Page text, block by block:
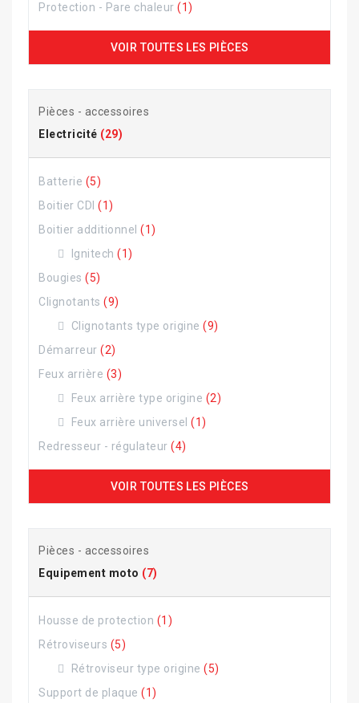
Protection - Pare chaleur (1)
VOIR TOUTES LES PIÈCES
Pièces - accessoires
Electricité (29)
Batterie (5)
Boitier CDI (1)
Boitier additionnel (1)
Ignitech (1)
Bougies (5)
Clignotants (9)
Clignotants type origine (9)
Démarreur (2)
Feux arrière (3)
Feux arrière type origine (2)
Feux arrière universel (1)
Redresseur - régulateur (4)
VOIR TOUTES LES PIÈCES
Pièces - accessoires
Equipement moto (7)
Housse de protection (1)
Rétroviseurs (5)
Rétroviseur type origine (5)
Support de plaque (1)